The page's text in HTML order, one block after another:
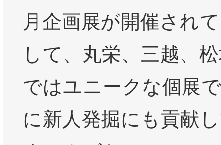
月企画展が開催され
して、丸栄、三越、
ではユニークな個展
に新人発掘にも貢献